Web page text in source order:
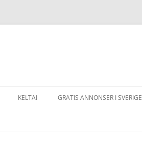
KELTAI GRATIS ANNONSER I SVERIGE